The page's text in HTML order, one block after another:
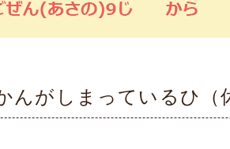
んがしまっているひ（